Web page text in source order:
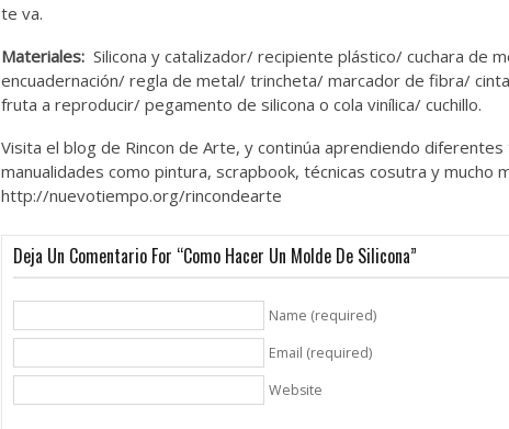
te va.
Materiales: Silicona y catalizador/ recipiente plástico/ cuchara de
encuadernación/ regla de metal/ trincheta/ marcador de fibra/
fruta a reproducir/ pegamento de silicona o cola vinílica/ cuchillo.
Visita el blog de Rincon de Arte, y continúa aprendiendo
manualidades como pintura, scrapbook, técnicas cosutra y mucho
http://nuevotiempo.org/rincondearte
Deja Un Comentario For “Como Hacer Un Molde De Silicona”
Name (required)
Email (required)
Website